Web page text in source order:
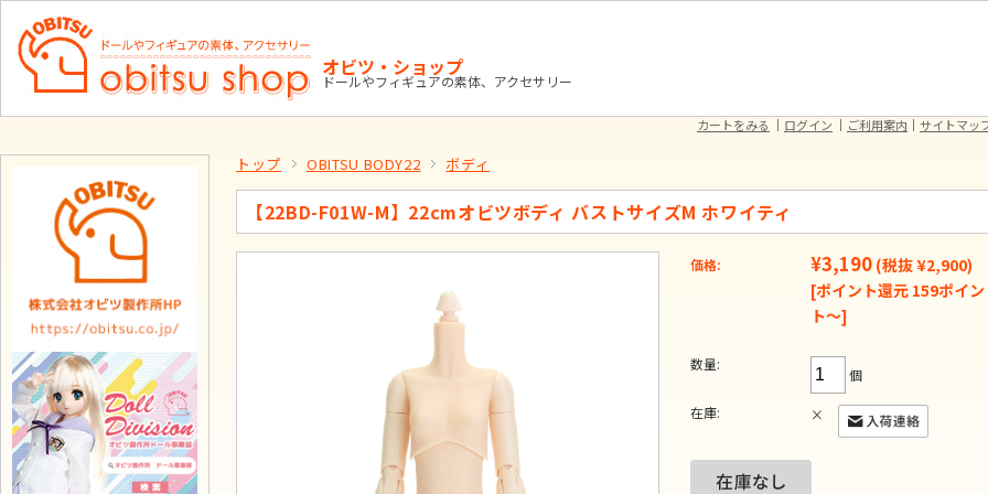
オビツ・ショップ
ドールやフィギュアの素体、アクセサリー
カートをみる ログイン ご利用案内 サイトマッ
トップ OBITSU BODY22 ボディ
【22BD-F01W-M】22cmオビツボディ バストサイズM ホワイティ
価格: ¥3,190 (税抜 ¥2,900)
[ポイント還元 159ポイン
ト～]
数量:
個
在庫:
×